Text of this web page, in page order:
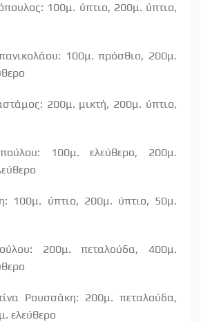
100μ. ύπτιο, 200μ. ύπτιο,
100μ. πρόσθιο, 200μ.
200μ. μικτή, 200μ. ύπτιο,
100μ. ελεύθερο, 200μ.
100μ. ύπτιο, 200μ. ύπτιο, 50μ.
200μ. πεταλούδα, 400μ.
Ρουσσάκη: 200μ. πεταλούδα,
ελεύθερο